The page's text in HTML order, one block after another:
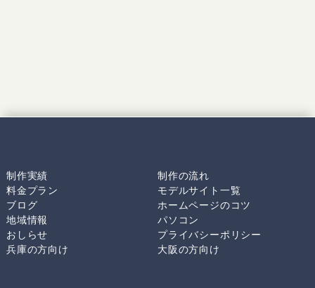
制作実績
制作の流れ
料金プラン
モデルサイト一覧
ブログ
ホームページのコツ
地域情報
パソコン
おしらせ
プライバシーポリシー
兵庫の方向け
大阪の方向け